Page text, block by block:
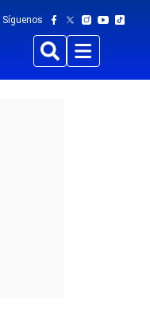
Síguenos
BuscarMenu